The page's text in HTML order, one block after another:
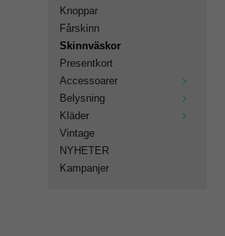
Knoppar
Fårskinn
Skinnväskor
Presentkort
Accessoarer
Belysning
Kläder
Vintage
NYHETER
Kampanjer